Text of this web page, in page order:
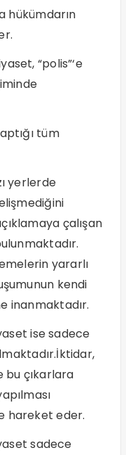
hükümdarın
“polis”‘e
tüm
yerlerde
çalışan
yararlı
kendi
inanmaktadır.
ise sadece
bu çıkarlara
hareket eder.
sadece